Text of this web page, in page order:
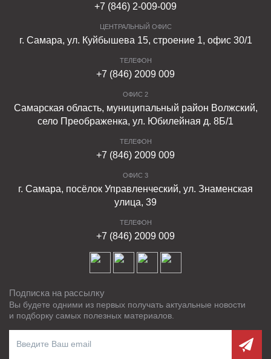
+7 (846) 2-009-009
ЦЕНТРАЛЬНЫЙ ОФИС
г. Самара, ул. Куйбышева 15, строение 1, офис 30/1
ТЕЛЕФОН
+7 (846) 2009 009
ОФИС 2
Самарская область, муниципальный район Волжский,
село Преображенка, ул. Юбилейная д. 8Б/1
ТЕЛЕФОН
+7 (846) 2009 009
ОФИС 3
г. Самара, посёлок Управленческий, ул. Знаменская
улица, 39
ТЕЛЕФОН
+7 (846) 2009 009
Подписка на рассылку
Вы будете одними из первых получать актуальные новости
и подборку самых полезных материалов.